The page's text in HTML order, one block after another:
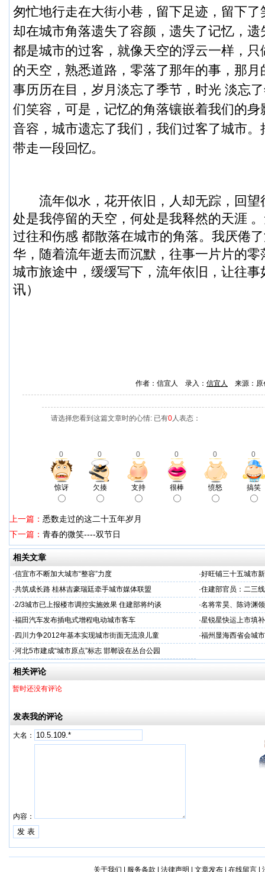
匆忙地行走在大街小巷，留下足迹，留下了
却在城市角落遗失了容颜，遗失了记忆，
都是城市的过客，就像天空的浮云一样，
的天空，熟悉道路，零落了那年的事，那
事历历在目，岁月淡忘了季节，时光 淡忘
们笑容，可是，记忆的角落镶嵌着我们的
音容，城市遗忘了我们，我们过客了城市
带走一段回忆。
流年似水，花开依旧，人却无踪，回望
处是我停留的天空，何处是我释然的天涯
过往和伤感 都散落在城市的角落。我厌倦
华，随着流年逝去而沉默，往事一片片的
城市旅途中，缓缓写下，流年依旧，让往事
讯）
作者：信宜人 录入： 信宜人 来源：
请选择您看到这篇文章时的心情: 已有0人表态：
0 0 0 0 0 0
惊讶 欠揍 支持 很棒 愤怒 搞笑
上一篇： 悉数走过的这二十五年岁月
下一篇： 青春的微笑----双节日
相关文章
·信宜市不断加大城市“整容”力度 ·好旺铺三十五城市
·共筑成长路 桂林吉豪瑞廷牵手城市媒体联盟 ·住建部官员：二三
·2/3城市已上报楼市调控实施效果 住建部将约谈 ·名将常昊、陈诗渊
·福田汽车发布插电式增程电动城市客车 ·星锐星快运上市填
· 四川力争2012年基本实现城市街面无流浪儿童 ·福州显海西省会城
·河北5市建成“城市原点”标志 邯郸设在丛台公园
相关评论
暂时还没有评论
发表我的评论
大名：
内容：
关于我们 服务条款 法律声明 文章发布| 在线留言|